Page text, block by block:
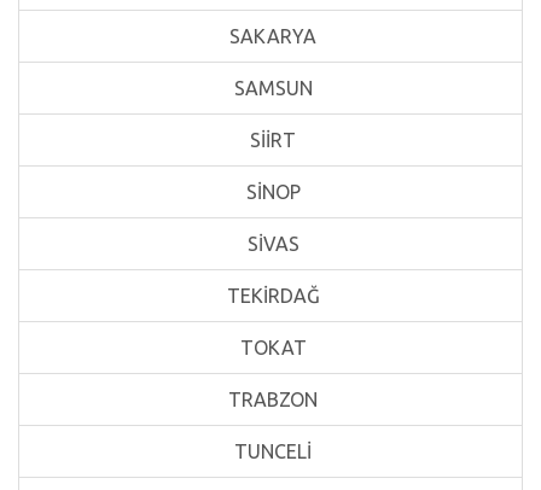
SAKARYA
SAMSUN
SİİRT
SİNOP
SİVAS
TEKİRDAĞ
TOKAT
TRABZON
TUNCELİ